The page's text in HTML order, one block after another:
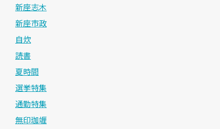
新座志木
新座市政
自炊
読書
夏時間
選挙特集
通勤特集
無印珈竰